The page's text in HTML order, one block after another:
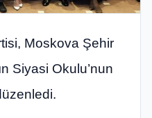
Moskova Şehir
Siyasi Okulu’nun